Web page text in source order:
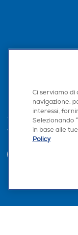
Trova negozio
Ci serviamo
navigazione,
interessi,
Selezionando
in base alle
Policy